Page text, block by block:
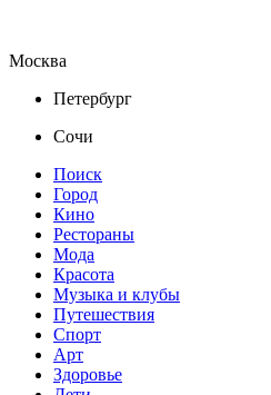
Москва
Петербург
Сочи
Поиск
Город
Кино
Рестораны
Мода
Красота
Музыка и клубы
Путешествия
Спорт
Арт
Здоровье